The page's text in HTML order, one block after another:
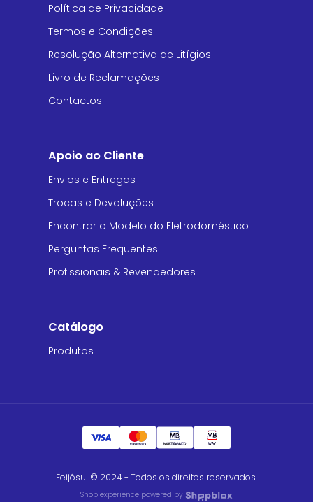
Política de Privacidade
Termos e Condições
Resolução Alternativa de Litígios
Livro de Reclamações
Contactos
Apoio ao Cliente
Envios e Entregas
Trocas e Devoluções
Encontrar o Modelo do Eletrodoméstico
Perguntas Frequentes
Profissionais & Revendedores
Catálogo
Produtos
Feijósul © 2024 - Todos os direitos reservados.
Shop experience powered by